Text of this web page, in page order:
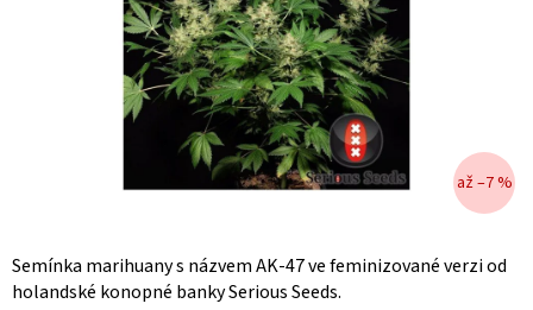
Semínka marihuany s názvem AK-47 ve feminizované verzi od
holandské konopné banky Serious Seeds.
až –7 %